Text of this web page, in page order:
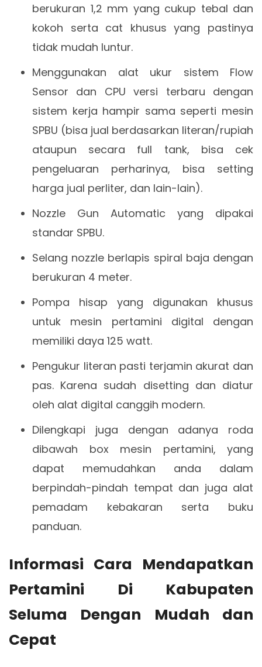
berukuran 1,2 mm yang cukup tebal dan
kokoh serta cat khusus yang pastinya
tidak mudah luntur.
Menggunakan alat ukur sistem Flow
Sensor dan CPU versi terbaru dengan
sistem kerja hampir sama seperti mesin
SPBU (bisa jual berdasarkan literan/rupiah
ataupun secara full tank, bisa cek
pengeluaran perharinya, bisa setting
harga jual perliter, dan lain-lain).
Nozzle Gun Automatic yang dipakai
standar SPBU.
Selang nozzle berlapis spiral baja dengan
berukuran 4 meter.
Pompa hisap yang digunakan khusus
untuk mesin pertamini digital dengan
memiliki daya 125 watt.
Pengukur literan pasti terjamin akurat dan
pas. Karena sudah disetting dan diatur
oleh alat digital canggih modern.
Dilengkapi juga dengan adanya roda
dibawah box mesin pertamini, yang
dapat memudahkan anda dalam
berpindah-pindah tempat dan juga alat
pemadam kebakaran serta buku
panduan.
Informasi Cara Mendapatkan
Pertamini Di Kabupaten
Seluma Dengan Mudah dan
Cepat